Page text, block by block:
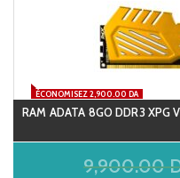
ÉCONOMISEZ 2,900.00 DA
RAM ADATA 8GO DDR3 XPG
9,900.00